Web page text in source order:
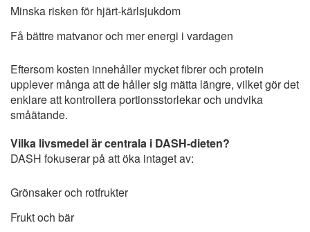
Minska risken för hjärt-kärlsjukdom
Få bättre matvanor och mer energi i vardagen
Eftersom kosten innehåller mycket fibrer och protein
upplever många att de håller sig mätta längre, vilket gör det
enklare att kontrollera portionsstorlekar och undvika
småätande.
Vilka livsmedel är centrala i DASH-dieten?
DASH fokuserar på att öka intaget av:
Grönsaker och rotfrukter
Frukt och bär